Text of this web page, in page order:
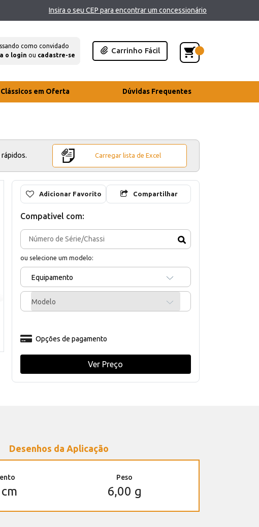
Insira o seu CEP para encontrar um concessionário
como convidado
o login ou cadastre-se
Carrinho Fácil
Clássicos em Oferta Dúvidas Frequentes
Carregar lista de Excel
Adicionar Favorito Compartilhar
Compativel com:
ou selecione um modelo:
Equipamento
Modelo
Opções de pagamento
Ver Preço
Desenhos da Aplicação
Peso
6,00 g